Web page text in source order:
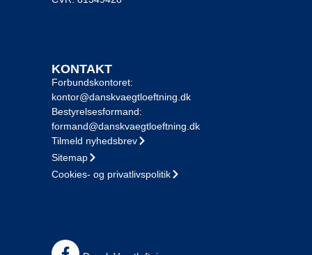
KONTAKT
Forbundskontoret:
kontor@danskvaegtloeftning.dk
Bestyrelsesformand:
formand@danskvaegtloeftning.dk
Tilmeld nyhedsbrev
Sitemap
Cookies- og privatlivspolitik